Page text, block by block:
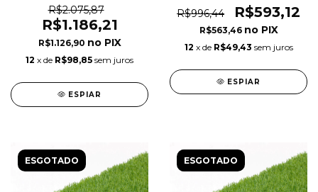
2,00 x 10,00m
R$2.075,87
R$1.186,21
R$1.126,90
12 x de R$98,85 sem juros
ESPIAR
2,00 x 5,00m
R$996,44 R$593,12
R$563,46
12 x de R$49,43 sem juros
ESPIAR
ESGOTADO ESGOTADO